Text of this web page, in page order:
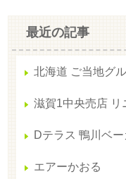
最近の記事
北海道 ご当地グ
滋賀1中央売店 リ
Dテラス 鴨川ベ
エアーかおる